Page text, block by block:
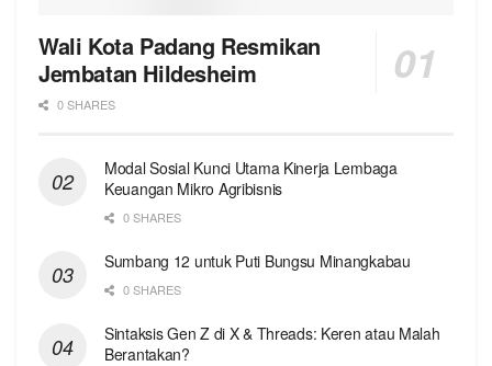
Wali Kota Padang Resmikan
Jembatan Hildesheim
0 SHARES
Modal Sosial Kunci Utama Kinerja Lembaga
Keuangan Mikro Agribisnis
0 SHARES
Sumbang 12 untuk Puti Bungsu Minangkabau
0 SHARES
Sintaksis Gen Z di X & Threads: Keren atau Malah
Berantakan?